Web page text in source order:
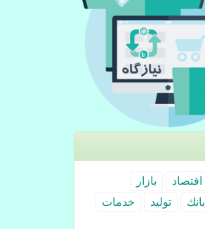
اقتصاد
بازار
بانك تولید
خدمات